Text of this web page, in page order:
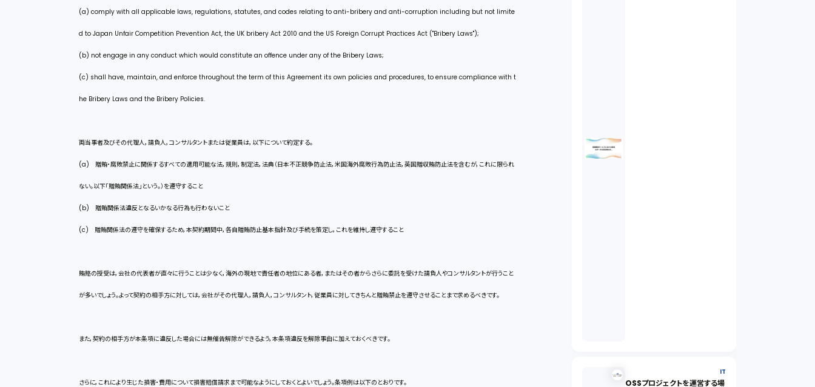
(a) comply with all applicable laws, regulations, statutes, and codes relating to anti-bribery and anti-corruption including but not limite
d to Japan Unfair Competition Prevention Act, the UK bribery Act 2010 and the US Foreign Corrupt Practices Act ("Bribery Laws");
(b) not engage in any conduct which would constitute an offence under any of the Bribery Laws;
(c) shall have, maintain, and enforce throughout the term of this Agreement its own policies and procedures, to ensure compliance with t
he Bribery Laws and the Bribery Policies.
両当事者及びその代理人，請負人，コンサルタントまたは従業員は，以下について約定する。
(a) 贈賄・腐敗禁止に関係するすべての適用可能な法，規則，制定法，法典（日本不正競争防止法，米国海外腐敗行為防止法，英国贈収賄防止法を含むが，これに限られ
ない。以下「贈賄関係法」という。）を遵守すること
(b) 贈賄関係法違反となるいかなる行為も行わないこと
(c) 贈賄関係法の遵守を確保するため，本契約期間中，各自贈賄防止基本指針及び手続を策定し，これを維持し遵守すること
賄賂の授受は，会社の代表者が直々に行うことは少なく，海外の現地で責任者の地位にある者，またはその者からさらに委託を受けた請負人やコンサルタントが行うこと
が多いでしょう。よって契約の相手方に対しては，会社がその代理人，請負人，コンサルタント，従業員に対してきちんと贈賄禁止を遵守させることまで求めるべきです。
また，契約の相手方が本条項に違反した場合には無催告解除ができるよう，本条項違反を解除事由に加えておくべきです。
さらに，これにより生じた損害・費用について損害賠償請求まで可能なようにしておくとよいでしょう。条項例は以下のとおりです。
IT
OSSプロジェクトを運営する場